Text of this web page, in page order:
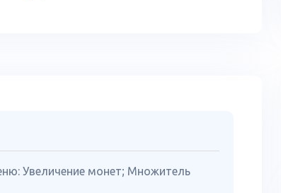
Увеличение монет; Множитель